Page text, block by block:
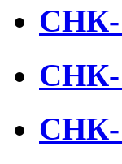
СНК-
СНК-
СНК-